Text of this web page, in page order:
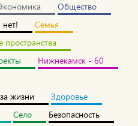
Общество
Семья
Нижнекамск - 60
жизни
Здоровье
Село
Безопасность